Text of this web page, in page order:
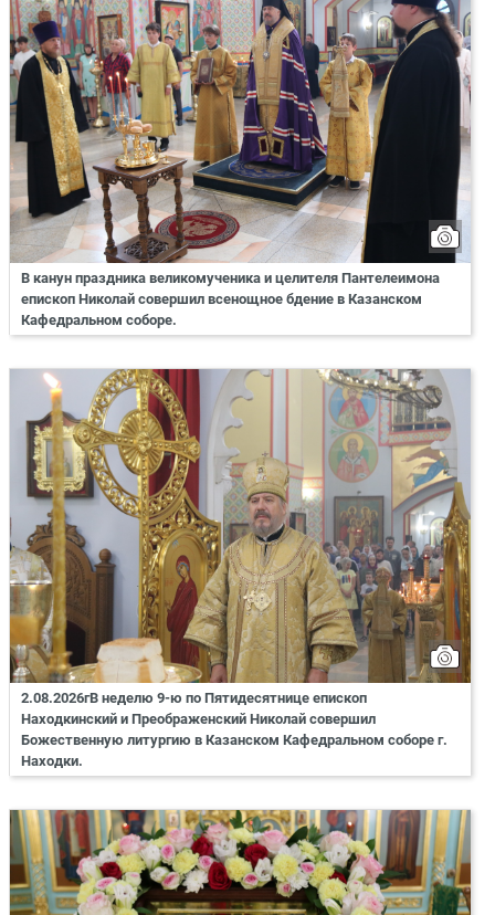
В канун праздника великомученика и целителя Пантелеимона
епископ Николай совершил всенощное бдение в Казанском
Кафедральном соборе.
2.08.2026гВ неделю 9-ю по Пятидесятнице епископ
Находкинский и Преображенский Николай совершил
Божественную литургию в Казанском Кафедральном соборе г.
Находки.